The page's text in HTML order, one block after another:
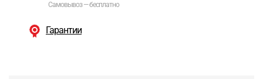
Самовывоз — бесплатно
Гарантии